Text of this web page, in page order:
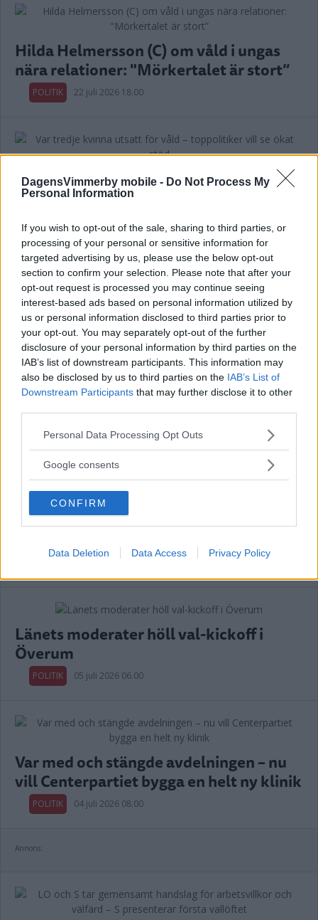
DagensVimmerby mobile - Do Not Process My
Personal Information
If you wish to opt-out of the sale, sharing to third parties, or
processing of your personal or sensitive information for
targeted advertising by us, please use the below opt-out
section to confirm your selection. Please note that after your
opt-out request is processed you may continue seeing
interest-based ads based on personal information utilized by
us or personal information disclosed to third parties prior to
your opt-out. You may separately opt-out of the further
disclosure of your personal information by third parties on the
IAB’s list of downstream participants. This information may
also be disclosed by us to third parties on the IAB’s List of
Downstream Participants that may further disclose it to other
Please note that this website/app uses one or more Google
not limited to your visit or usage behaviour. You may click to
use your data for below specified purposes in below Google
consent section.
Personal Data Processing Opt Outs
Google consents
CONFIRM
Data Deletion Data Access Privacy Policy
Hilda Helmersson (C) om våld i ungas
nära relationer: "Mörkertalet är stort”
POLITIK 22 juli 2026 18.00
Var tredje kvinna utsatt för våld –
toppolitiker vill se ökat stöd
Annons:
Kalmar län förlorar mandat i riksdagen
– lokala politikerna får extra tufft
Malin Sjölander vill ha en tillgänglig
vård i alla steg
POLITIK 15 juli 2026 13.15
Länets moderater höll val-kickoff i
Överum
POLITIK 05 juli 2026 06.00
Var med och stängde avdelningen – nu
vill Centerpartiet bygga en helt ny klinik
POLITIK 04 juli 2026 08.00
Annons: